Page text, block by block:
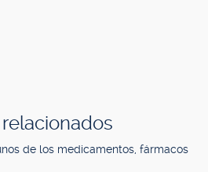
de los medicamentos, fármacos